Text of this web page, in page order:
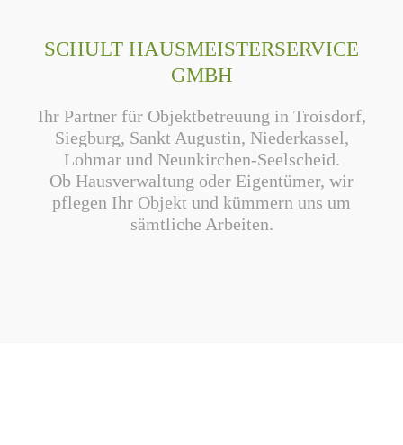
SCHULT HAUSMEISTERSERVICE
GMBH
Ihr Partner für Objektbetreuung in Troisdorf,
Siegburg, Sankt Augustin, Niederkassel,
Lohmar und Neunkirchen-Seelscheid.
Ob Hausverwaltung oder Eigentümer, wir
pflegen Ihr Objekt und kümmern uns um
sämtliche Arbeiten.